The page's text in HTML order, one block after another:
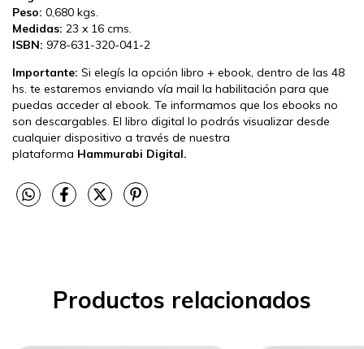
Peso: 0,680 kgs.
Medidas: 23 x 16 cms.
ISBN: 978-631-320-041-2
Importante: Si elegís la opción libro + ebook, dentro de las 48
hs. te estaremos enviando vía mail la habilitación para que
puedas acceder al ebook. Te informamos que los ebooks no
son descargables. El libro digital lo podrás visualizar desde
cualquier dispositivo a través de nuestra
plataforma Hammurabi Digital.
Productos relacionados